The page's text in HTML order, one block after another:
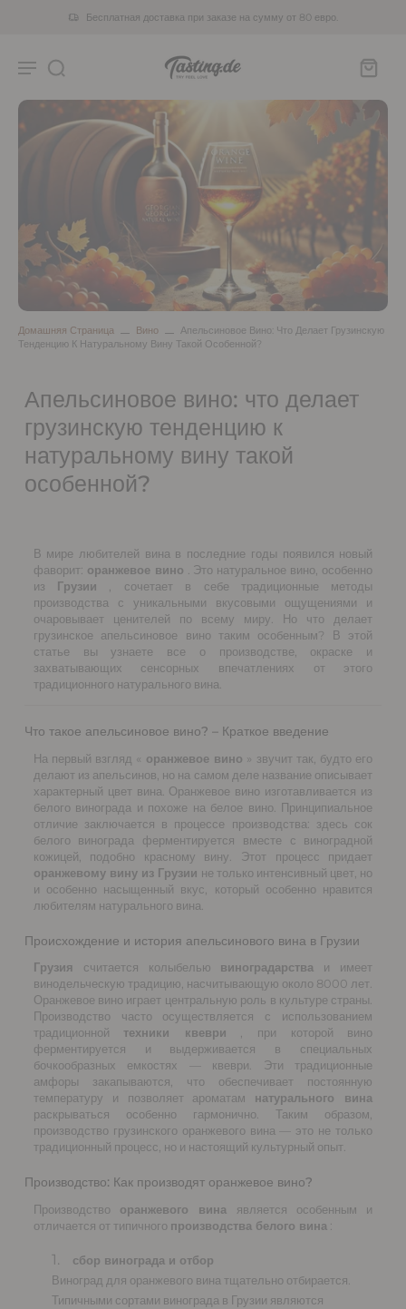
Бесплатная доставка при заказе на сумму от 80 евро.
Домашняя Страница Вино
Апельсиновое Вино: Что Делает Грузинскую
Тенденцию К Натуральному Вину Такой Особенной?
Апельсиновое вино: что делает
грузинскую тенденцию к
натуральному вину такой
особенной?
В мире любителей вина в последние годы появился новый
фаворит: оранжевое вино . Это натуральное вино, особенно
из
Грузии , сочетает в себе традиционные методы
производства с уникальными вкусовыми ощущениями и
очаровывает ценителей по всему миру. Но что делает
грузинское апельсиновое вино таким особенным? В этой
статье вы узнаете все о производстве, окраске и
захватывающих сенсорных впечатлениях от этого
традиционного натурального вина.
Что такое апельсиновое вино? – Краткое введение
На первый взгляд « оранжевое вино » звучит так, будто его
делают из апельсинов, но на самом деле название описывает
характерный цвет вина. Оранжевое вино изготавливается из
белого винограда и похоже на белое вино. Принципиальное
отличие заключается в процессе производства: здесь сок
белого винограда ферментируется вместе с виноградной
кожицей, подобно красному вину. Этот процесс придает
оранжевому вину из Грузии не только интенсивный цвет, но
и особенно насыщенный вкус, который особенно нравится
любителям натурального вина.
Происхождение и история апельсинового вина в Грузии
Грузия считается колыбелью виноградарства и имеет
винодельческую традицию, насчитывающую около 8000 лет.
Оранжевое вино играет центральную роль в культуре страны.
Производство часто осуществляется с использованием
традиционной техники квеври , при которой вино
ферментируется и выдерживается в специальных
бочкообразных емкостях — квеври. Эти традиционные
амфоры закапываются, что обеспечивает постоянную
температуру и позволяет ароматам натурального вина
раскрываться особенно гармонично. Таким образом,
производство грузинского оранжевого вина — это не только
традиционный процесс, но и настоящий культурный опыт.
Производство: Как производят оранжевое вино?
Производство оранжевого вина является особенным и
отличается от типичного производства белого вина :
сбор винограда и отбор
Виноград для оранжевого вина тщательно отбирается.
Типичными сортами винограда в Грузии являются